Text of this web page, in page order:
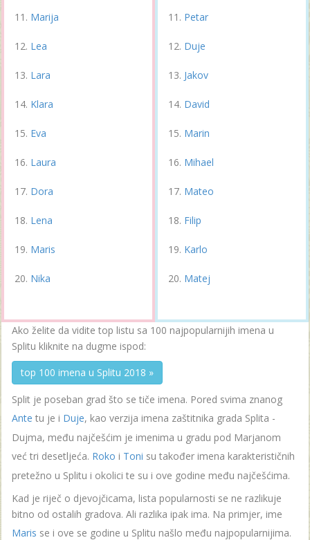
Marija
Lea
Lara
Klara
Eva
Laura
Dora
Lena
Maris
Nika
Petar
Duje
Jakov
David
Marin
Mihael
Mateo
Filip
Karlo
Matej
Ako želite da vidite top listu sa 100 najpopularnijih imena u
Splitu kliknite na dugme ispod:
top 100 imena u Splitu 2018 »
Split je poseban grad što se tiče imena. Pored svima znanog
Ante tu je i Duje, kao verzija imena zaštitnika grada Splita -
Dujma, među najčešćim je imenima u gradu pod Marjanom
već tri desetljeća. Roko i Toni su također imena karakterističnih
pretežno u Splitu i okolici te su i ove godine među najčešćima.
Kad je riječ o djevojčicama, lista popularnosti se ne razlikuje
bitno od ostalih gradova. Ali razlika ipak ima. Na primjer, ime
Maris se i ove se godine u Splitu našlo među najpopularnijima.